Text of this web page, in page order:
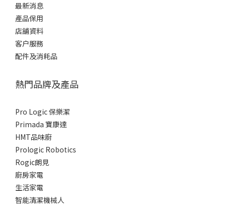
最新消息
產品保用
店舖資料
客户服務
配件及消耗品
熱門品牌及產品
Pro Logic 保樂潔
Primada 寶康達
HMT品味廚
Prologic Robotics
Rogic朗見
廚房家電
生活家電
智能清潔機械人